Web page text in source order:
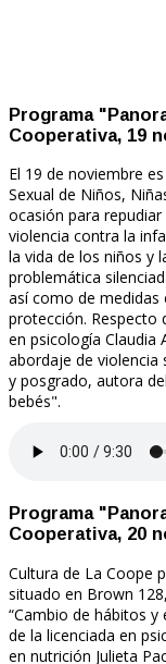
Programa
Cooperativa, 19
El 19 de noviembre
Sexual de Niños,
ocasión para
violencia contra la
la vida de los niños y
problemática
así como de medidas
protección. Respecto
en psicología Claudia
abordaje de violencia
y posgrado, autora
bebés".
Programa
Cooperativa, 20
Cultura de La Coope
situado en Brown
“Cambio de hábitos
de la licenciada en
en nutrición Julieta